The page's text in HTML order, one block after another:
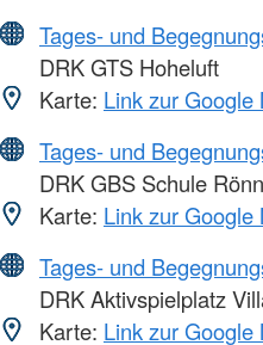
Tages- und
DRK GTS Hoheluft
Karte: Link zur Google
Tages- und
DRK GBS Schule
Karte: Link zur Google
Tages- und
DRK Aktivspielplatz
Karte: Link zur Google